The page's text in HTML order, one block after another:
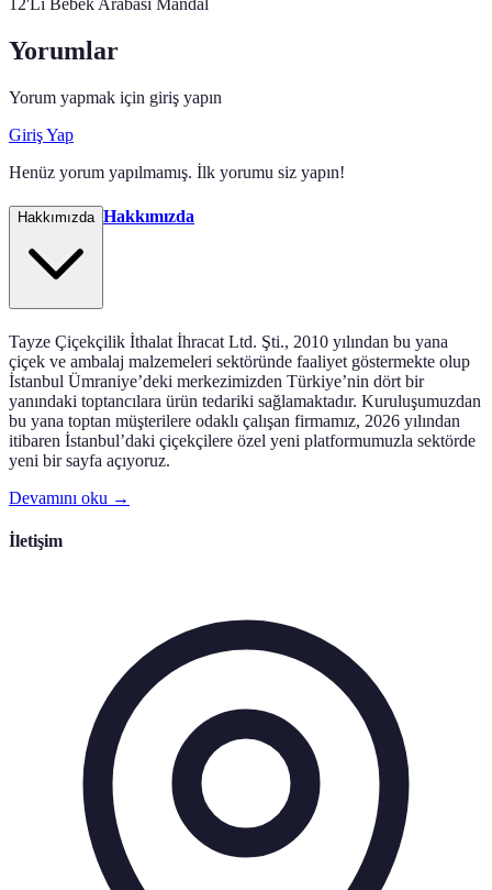
Yorumlar
Yorum yapmak için giriş yapın
Giriş Yap
Henüz yorum yapılmamış. İlk yorumu siz yapın!
Hakkımızda Hakkımızda
Tayze Çiçekçilik İthalat İhracat Ltd. Şti., 2010 yılından bu yana
çiçek ve ambalaj malzemeleri sektöründe faaliyet göstermekte olup
İstanbul Ümraniye’deki merkezimizden Türkiye’nin dört bir
yanındaki toptancılara ürün tedariki sağlamaktadır. Kuruluşumuzdan
bu yana toptan müşterilere odaklı çalışan firmamız, 2026 yılından
itibaren İstanbul’daki çiçekçilere özel yeni platformumuzla sektörde
yeni bir sayfa açıyoruz.
Devamını oku →
İletişim